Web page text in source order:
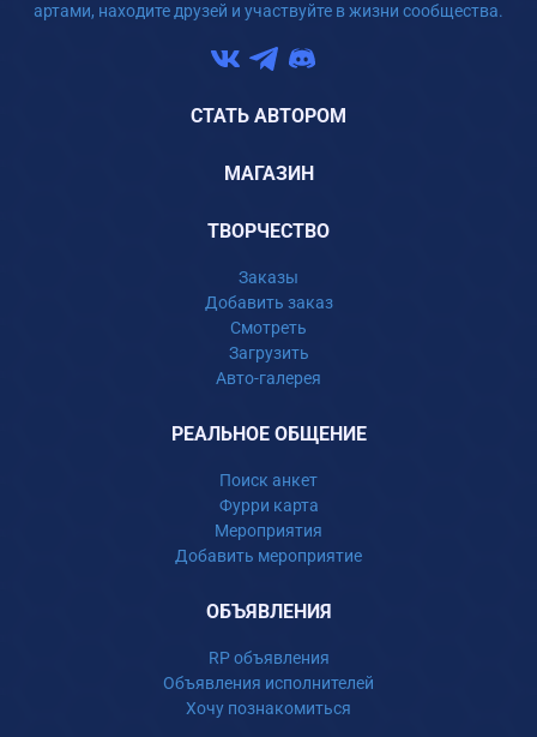
артами, находите друзей и участвуйте в жизни сообщества.
СТАТЬ АВТОРОМ
МАГАЗИН
ТВОРЧЕСТВО
Заказы
Добавить заказ
Смотреть
Загрузить
Авто-галерея
РЕАЛЬНОЕ ОБЩЕНИЕ
Поиск анкет
Фурри карта
Мероприятия
Добавить мероприятие
ОБЪЯВЛЕНИЯ
RP объявления
Объявления исполнителей
Хочу познакомиться